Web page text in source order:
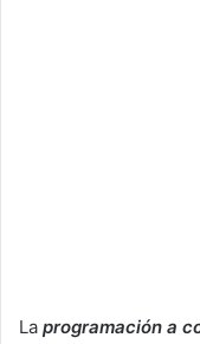
La programación a